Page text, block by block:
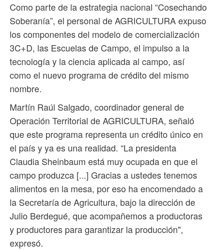
Como parte de la estrategia nacional “Cosechando
Soberanía”, el personal de AGRICULTURA expuso
los componentes del modelo de comercialización
3C+D, las Escuelas de Campo, el impulso a la
tecnología y la ciencia aplicada al campo, así
como el nuevo programa de crédito del mismo
nombre.
Martín Raúl Salgado, coordinador general de
Operación Territorial de AGRICULTURA, señaló
que este programa representa un crédito único en
el país y ya es una realidad. “La presidenta
Claudia Sheinbaum está muy ocupada en que el
campo produzca [...] Gracias a ustedes tenemos
alimentos en la mesa, por eso ha encomendado a
la Secretaría de Agricultura, bajo la dirección de
Julio Berdegué, que acompañemos a productoras
y productores para garantizar la producción",
expresó.